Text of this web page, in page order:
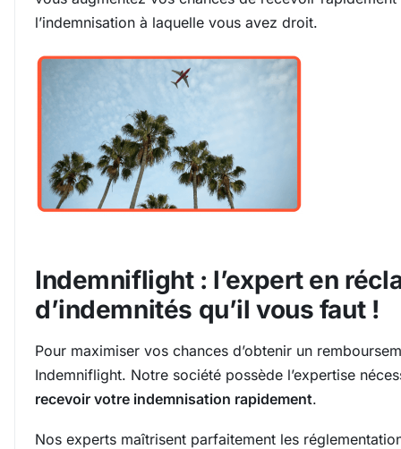
l’indemnisation à laquelle vous avez droit.
Indemniflight : l’expert en
d’indemnités qu’il vous faut !
Pour maximiser vos chances d’obtenir un
Indemniflight. Notre société possède l’expertise
recevoir votre indemnisation rapidement.
Nos experts maîtrisent parfaitement les